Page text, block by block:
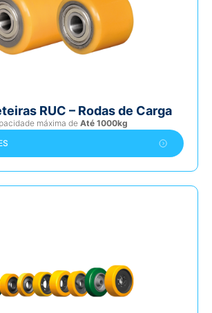
RUC – Rodas de Carga
máxima de Até 1000kg